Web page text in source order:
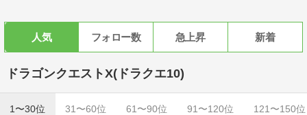
人気 フォロー数 急上昇 新着
ドラゴンクエストX(ドラクエ10)
1〜30位 31〜60位 61〜90位 91〜120位 121〜150位